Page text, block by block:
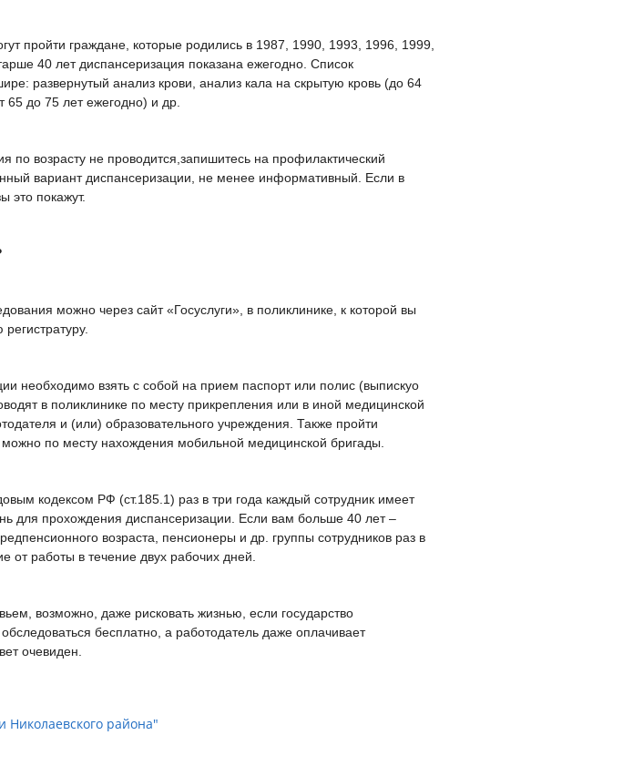
пройти граждане, которые родились в 1987, 1990, 1993, 1996, 1999,
40 лет диспансеризация показана ежегодно. Список
развернутый анализ крови, анализ кала на скрытую кровь (до 64
65 до 75 лет ежегодно) и др.
по возрасту не проводится,запишитесь на профилактический
вариант диспансеризации, не менее информативный. Если в
это покажут.
можно через сайт «Госуслуги», в поликлинике, к которой вы
необходимо взять с собой на прием паспорт или полис (выпискуо
в поликлинике по месту прикрепления или в иной медицинской
и (или) образовательного учреждения. Также пройти
по месту нахождения мобильной медицинской бригады.
кодексом РФ (ст.185.1) раз в три года каждый сотрудник имеет
для прохождения диспансеризации. Если вам больше 40 лет –
возраста, пенсионеры и др. группы сотрудников раз в
от работы в течение двух рабочих дней.
возможно, даже рисковать жизнью, если государство
бесплатно, а работодатель даже оплачивает
очевиден.
Николаевского района"